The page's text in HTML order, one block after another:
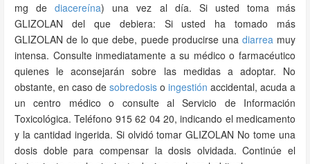
mg dediacereína) una vez al día. Si usted toma más
GLIZOLAN del que debiera: Si usted ha tomado más
GLIZOLAN de lo que debe, puede producirse una diarreamuy
intensa. Consulte inmediatamente a su médico o farmacéutico
quienes le aconsejarán sobre las medidas a adoptar. No
obstante, en caso de sobredosis o ingestión accidental, acuda a
un centro médico o consulte al Servicio de Información
Toxicológica. Teléfono 915 62 04 20, indicando el medicamento
y la cantidad ingerida. Si olvidó tomar GLIZOLAN No tome una
dosis doble para compensar la dosis olvidada. Continúe el